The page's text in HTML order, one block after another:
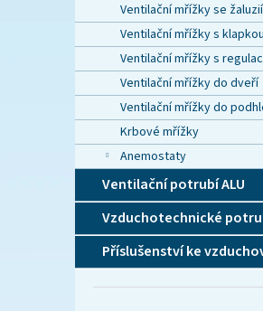
Ventilační mřížky se žaluzií
Ventilační mřížky s klapkou
Ventilační mřížky s
Ventilační mřížky do dveří
Ventilační mřížky do
Krbové mřížky
Anemostaty
Ventilační potrubí ALU
Vzduchotechnické
Příslušenství ke